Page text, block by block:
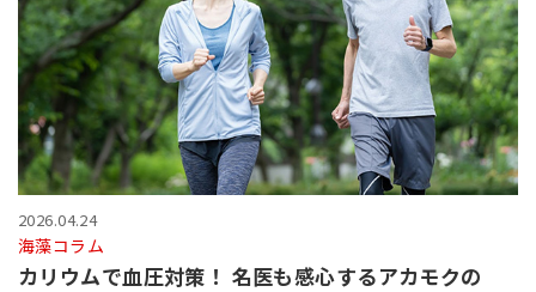
2026.04.24
海藻コラム
カリウムで血圧対策！ 名医も感心するアカモクの